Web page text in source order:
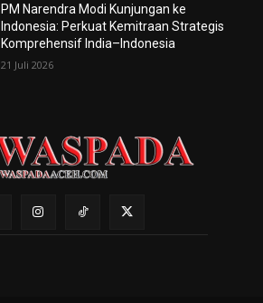
PM Narendra Modi Kunjungan ke
Indonesia: Perkuat Kemitraan Strategis
Komprehensif India–Indonesia
21 Juli 2026